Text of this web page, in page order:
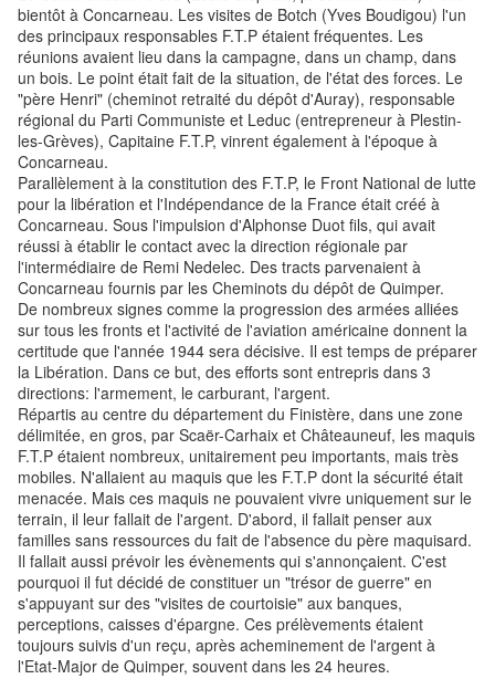
bientôt à Concarneau. Les visites de Botch (Yves Boudigou) l'un
des principaux responsables F.T.P étaient fréquentes. Les
réunions avaient lieu dans la campagne, dans un champ, dans
un bois. Le point était fait de la situation, de l'état des forces. Le
"père Henri" (cheminot retraité du dépôt d'Auray), responsable
régional du Parti Communiste et Leduc (entrepreneur à Plestin-
les-Grèves), Capitaine F.T.P, vinrent également à l'époque à
Concarneau.
Parallèlement à la constitution des F.T.P, le Front National de lutte
pour la libération et l'Indépendance de la France était créé à
Concarneau. Sous l'impulsion d'Alphonse Duot fils, qui avait
réussi à établir le contact avec la direction régionale par
l'intermédiaire de Remi Nedelec. Des tracts parvenaient à
Concarneau fournis par les Cheminots du dépôt de Quimper.
De nombreux signes comme la progression des armées alliées
sur tous les fronts et l'activité de l'aviation américaine donnent la
certitude que l'année 1944 sera décisive. Il est temps de préparer
la Libération. Dans ce but, des efforts sont entrepris dans 3
directions: l'armement, le carburant, l'argent.
Répartis au centre du département du Finistère, dans une zone
délimitée, en gros, par Scaër-Carhaix et Châteauneuf, les maquis
F.T.P étaient nombreux, unitairement peu importants, mais très
mobiles. N'allaient au maquis que les F.T.P dont la sécurité était
menacée. Mais ces maquis ne pouvaient vivre uniquement sur le
terrain, il leur fallait de l'argent. D'abord, il fallait penser aux
familles sans ressources du fait de l'absence du père maquisard.
Il fallait aussi prévoir les évènements qui s'annonçaient. C'est
pourquoi il fut décidé de constituer un "trésor de guerre" en
s'appuyant sur des "visites de courtoisie" aux banques,
perceptions, caisses d'épargne. Ces prélèvements étaient
toujours suivis d'un reçu, après acheminement de l'argent à
l'Etat-Major de Quimper, souvent dans les 24 heures.